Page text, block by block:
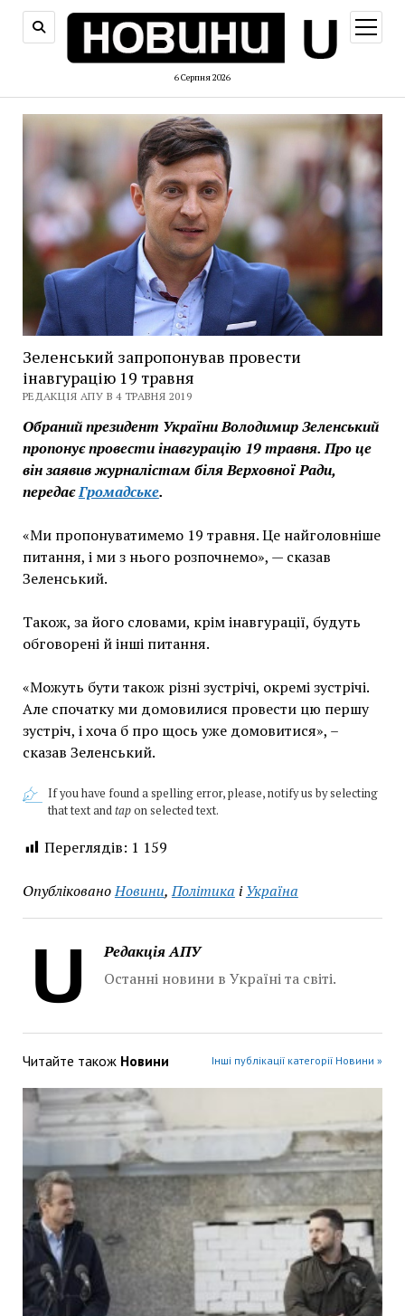
6 Серпня 2026
меню
Зеленський запропонував провести
інавгурацію 19 травня
РЕДАКЦІЯ АПУ В 4 ТРАВНЯ 2019
Обраний президент України Володимир Зеленський
пропонує провести інавгурацію 19 травня. Про це
він заявив журналістам біля Верховної Ради,
передаєГромадське.
«Ми пропонуватимемо 19 травня. Це найголовніше
питання, і ми з нього розпочнемо», — сказав
Зеленський.
Також, за його словами, крім інавгурації, будуть
обговорені й інші питання.
«Можуть бути також різні зустрічі, окремі зустрічі.
Але спочатку ми домовилися провести цю першу
зустріч, і хоча б про щось уже домовитися», –
сказав Зеленський.
If you have found a spelling error, please, notify us by selecting
that text andtapon selected text.
Переглядів: 1 159
ОпублікованоНовини,Політика іУкраїна
Редакція АПУ
Останні новини в Україні та світі.
Читайте також Новини Інші публікації категорії Новини »